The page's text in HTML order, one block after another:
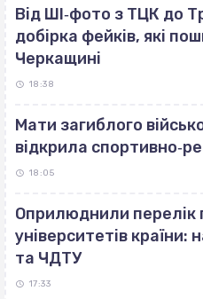
Від ШІ‐фото з ТЦК до
добірка фейків, які
Черкащині
18:38
Мати загиблого
відкрила
18:05
Оприлюднили перелік
університетів країни:
та ЧДТУ
17:33